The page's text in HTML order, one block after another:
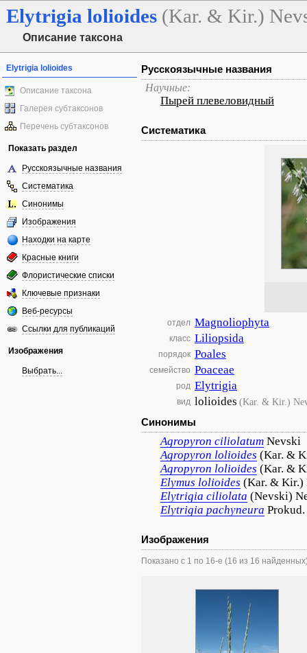
Elytrigia lolioides (Kar. & Kir.)
Описание таксона
Elytrigia lolioides
Описание таксона
Галерея субтаксонов
Перечень субтаксонов
Показать раздел
Русскоязычные названия
Систематика
Синонимы
Изображения
Находки на карте
Красные книги
Флористические списки
Ключевые признаки
Веб-ресурсы
Ссылки для публикаций
Изображения
Выбрать...
Русскоязычные названия
Научные:
Пырей плевеловидный
Систематика
отдел Magnoliophyta
класс Liliopsida
порядок Poales
семейство Poaceae
род Elytrigia
вид lolioides (Kar. & Kir.)
Синонимы
Agropyron ciliolatum Nevski
Agropyron lolioides (Kar. &
Agropyron lolioides (Kar. &
Elymus lolioides (Kar. & Kir.)
Elytrigia ciliolata (Nevski)
Elytrigia pachyneura Prokud.
Изображения
Показано с 1 по 16-е (16 из 16